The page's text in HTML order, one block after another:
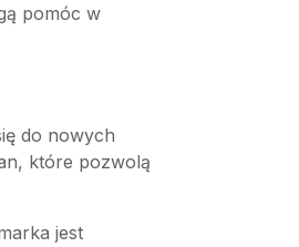
pomóc w
do nowych
które pozwolą
jest